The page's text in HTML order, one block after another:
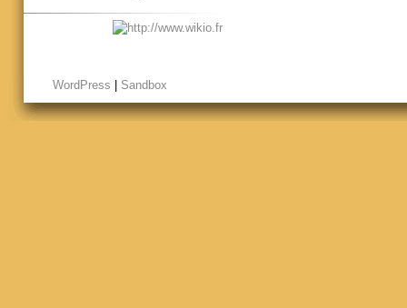
WordPress Sandbox